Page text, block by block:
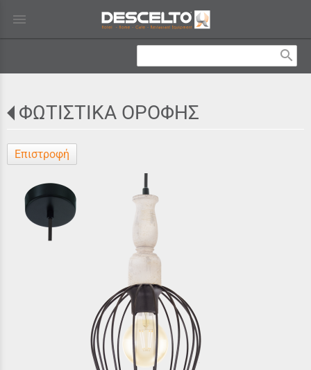
menu
search
ΦΩΤΙΣΤΙΚΑ ΟΡΟΦΗΣ
Επιστροφή